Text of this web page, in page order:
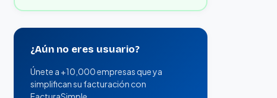
¿Aún no eres usuario?
Únete a +10,000 empresas que ya
simplifican su facturación con